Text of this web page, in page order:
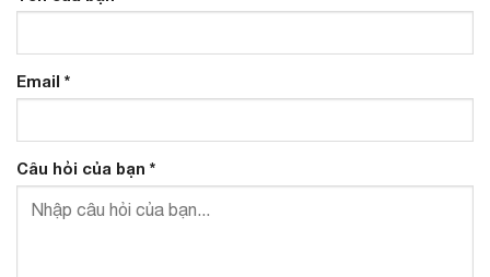
Email *
Câu hỏi của bạn *